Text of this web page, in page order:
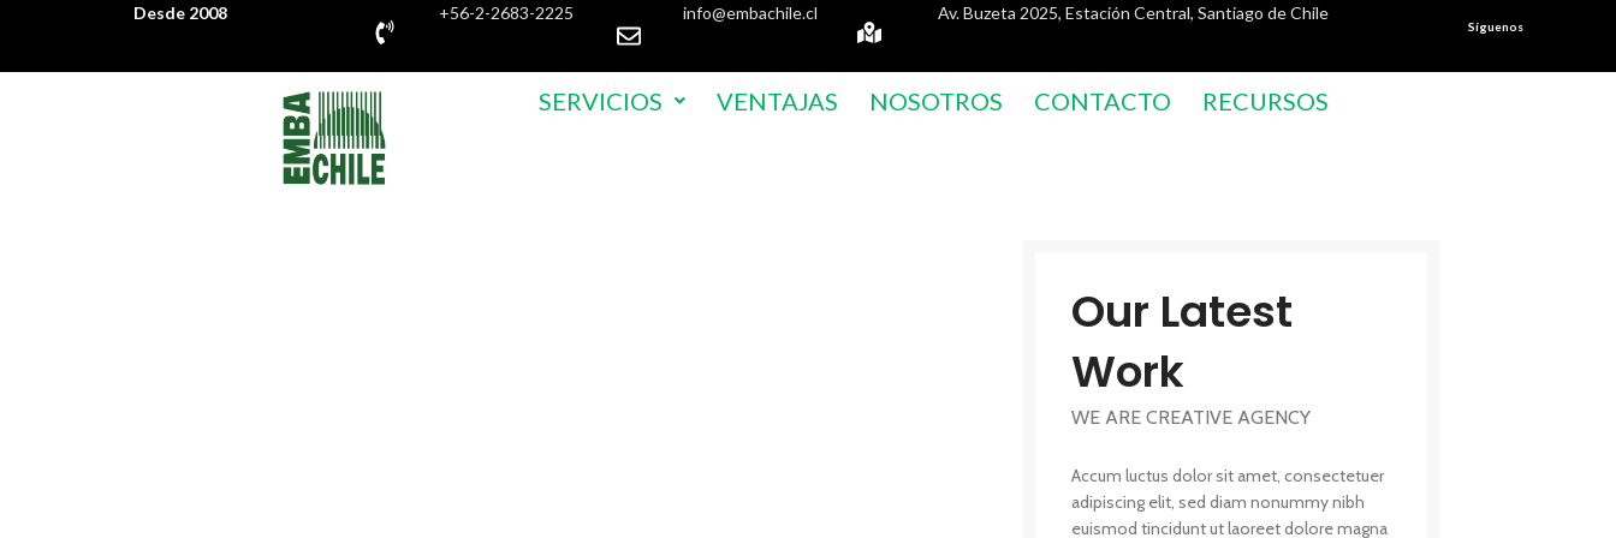
Desde 2008 +56-2-2683-2225 info@embachile.cl Av. Buzeta 2025, Estación Central, Santiago de Chile
Síguenos
SERVICIOS VENTAJAS NOSOTROS CONTACTO RECURSOS
Our Latest
Work
WE ARE CREATIVE AGENCY
Accum luctus dolor sit amet, consectetuer
adipiscing elit, sed diam nonummy nibh
euismod tincidunt ut laoreet dolore magna